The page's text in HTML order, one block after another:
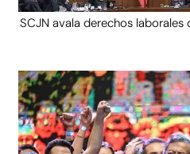
SCJN avala derechos